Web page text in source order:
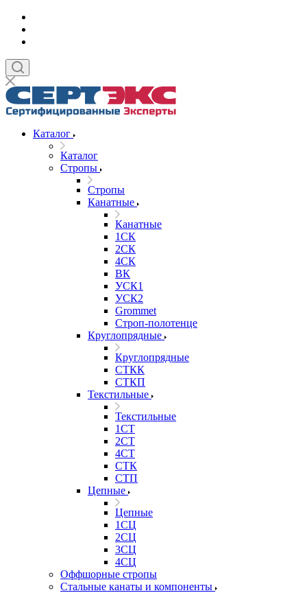
Каталог
Каталог
Стропы
Стропы
Канатные
Канатные
1СК
2СК
4СК
ВК
УСК1
УСК2
Grommet
Строп-полотенце
Круглопрядные
Круглопрядные
СТКК
СТКП
Текстильные
Текстильные
1СТ
2СТ
4СТ
СТК
СТП
Цепные
Цепные
1СЦ
2СЦ
3СЦ
4СЦ
Оффшорные стропы
Стальные канаты и компоненты